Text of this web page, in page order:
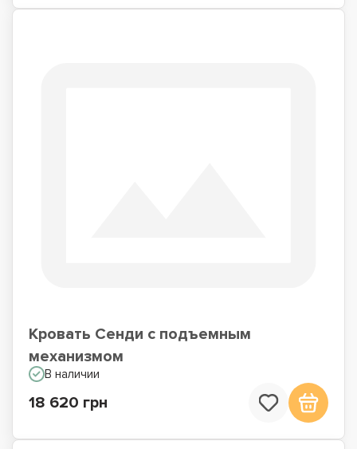
Кровать Сенди с подъемным
механизмом
В наличии
18 620 грн